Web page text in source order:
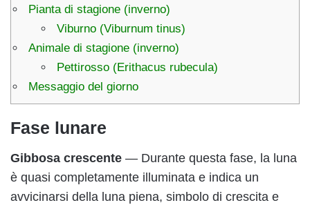
Pianta di stagione (inverno)
Viburno (Viburnum tinus)
Animale di stagione (inverno)
Pettirosso (Erithacus rubecula)
Messaggio del giorno
Fase lunare
Gibbosa crescente — Durante questa fase, la luna
è quasi completamente illuminata e indica un
avvicinarsi della luna piena, simbolo di crescita e